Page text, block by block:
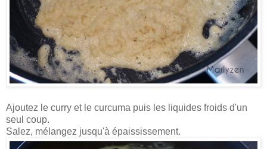
Ajoutez le curry et le curcuma puis les liquides froids d'un
seul coup.
Salez, mélangez jusqu'à épaississement.